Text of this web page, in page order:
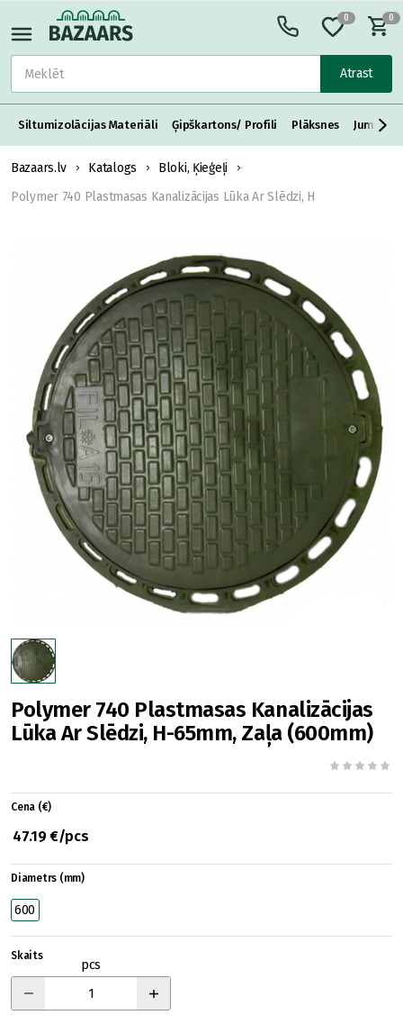
Atrast
0 0
Siltumizolācijas Materiāli Ģipškartons/ Profili Plāksnes Jumta
Bazaars.lv Katalogs
Bloki, Ķieģeļi
Polymer 740 Plastmasas Kanalizācijas Lūka Ar Slēdzi, H
Polymer 740 Plastmasas Kanalizācijas
Lūka Ar Slēdzi, H-65mm, Zaļa (600mm)
Cena (€)
47.19 €/pcs
Diametrs (mm)
600
Skaits
pcs